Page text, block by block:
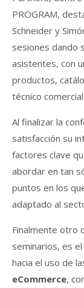
PROGRAM,
Schneider y
sesiones dando
asistentes, con
productos,
técnico
Al finalizar la
satisfacción su
factores clave
abordar en tan
puntos en los
adaptado al
Finalmente otro
seminarios, es
hacia el uso de
eCommerce,